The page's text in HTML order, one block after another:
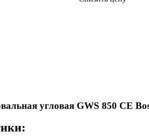
угловая GWS 850 CE